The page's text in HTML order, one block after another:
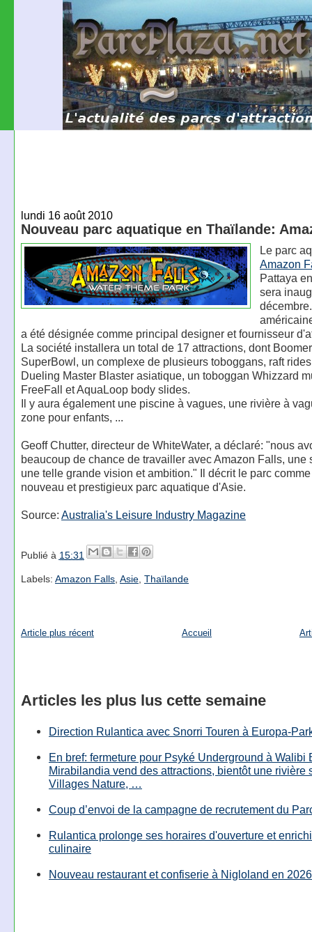
lundi 16 août 2010
Nouveau parc aquatique en Thaïlande:
Le parc
Amazon
Pattaya
sera
a été désignée comme principal designer et fournisseur
La société installera un total de 17 attractions, dont
SuperBowl, un complexe de plusieurs toboggans, raft
Dueling Master Blaster asiatique, un toboggan Whizzard
FreeFall et AquaLoop body slides.
Il y aura également une piscine à vagues, une rivière à
zone pour enfants, ...
Geoff Chutter, directeur de WhiteWater, a déclaré: "nous
beaucoup de chance de travailler avec Amazon Falls, une
une telle grande vision et ambition." Il décrit le parc
nouveau et prestigieux parc aquatique d'Asie.
Source: Australia's Leisure Industry Magazine
Publié à 15:31
Labels: Amazon Falls, Asie, Thaïlande
Article plus récent Accueil
Articles les plus lus cette semaine
Direction Rulantica avec Snorri Touren à Europa-
En bref: fermeture pour Psyké Underground à Walibi
Mirabilandia vend des attractions, bientôt une rivière
Villages Nature, …
Coup d’envoi de la campagne de recrutement du
Rulantica prolonge ses horaires d'ouverture et
culinaire
Nouveau restaurant et confiserie à Nigloland en 2026